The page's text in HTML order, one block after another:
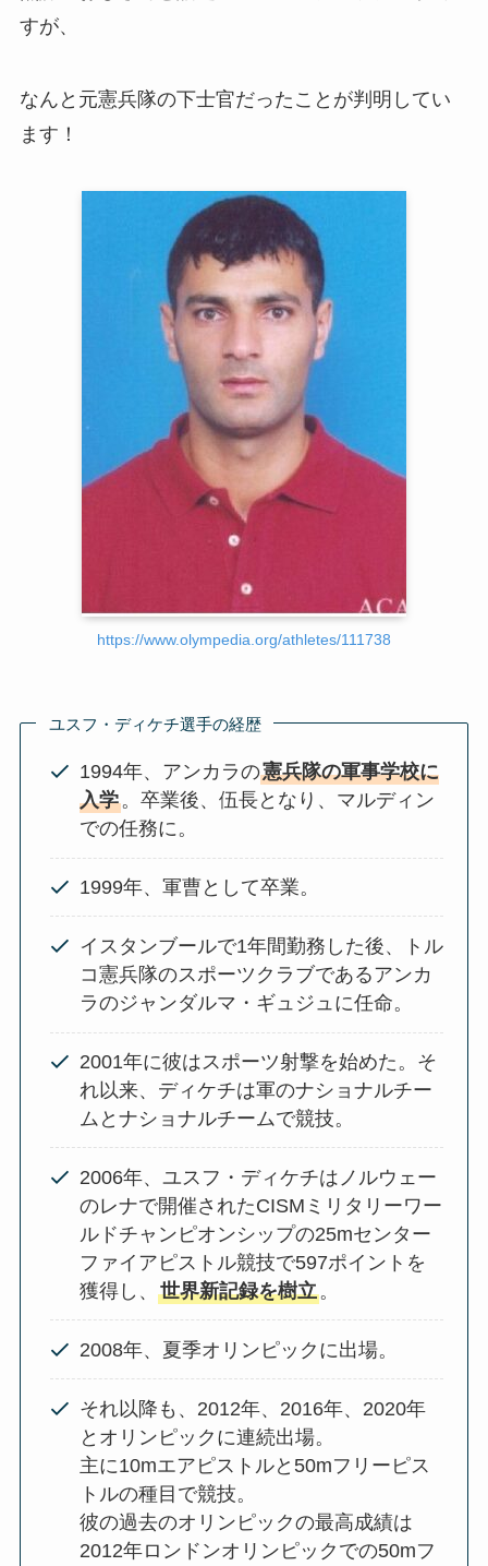
すが、
なんと元憲兵隊の下士官だったことが判明してい
ます！
https://www.olympedia.org/athletes/111738
ユスフ・ディケチ選手の経歴
1994年、アンカラの憲兵隊の軍事学校に
入学。卒業後、伍長となり、マルディン
での任務に。
1999年、軍曹として卒業。
イスタンブールで1年間勤務した後、トル
コ憲兵隊のスポーツクラブであるアンカ
ラのジャンダルマ・ギュジュに任命。
2001年に彼はスポーツ射撃を始めた。そ
れ以来、ディケチは軍のナショナルチー
ムとナショナルチームで競技。
2006年、ユスフ・ディケチはノルウェー
のレナで開催されたCISMミリタリーワー
ルドチャンピオンシップの25mセンター
ファイアピストル競技で597ポイントを
獲得し、 世界新記録を樹立。
2008年、夏季オリンピックに出場。
それ以降も、2012年、2016年、2020年
とオリンピックに連続出場。
主に10mエアピストルと50mフリーピス
トルの種目で競技。
彼の過去のオリンピックの最高成績は
2012年ロンドンオリンピックでの50mフ